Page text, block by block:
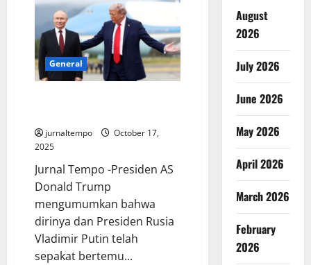
Desak
Trump
Perangi
Pengaruh
Iran
di
Timur
Tengah
General
jurnaltempo
October 17,
2025
Jurnal Tempo -Presiden AS
Donald Trump
mengumumkan bahwa
dirinya dan Presiden Rusia
Vladimir Putin telah
sepakat bertemu...
August
2026
July 2026
June 2026
May 2026
April 2026
March 2026
February
2026